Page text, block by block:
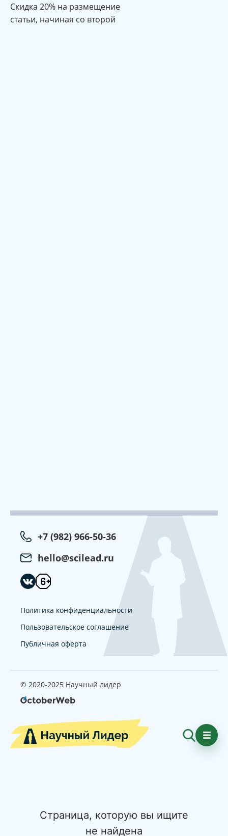
Cкидка 20% на размещение
статьи, начиная со второй
+7 (982) 966-50-36
hello@scilead.ru
Политика конфиденциальности
Пользовательское соглашение
Публичная оферта
© 2020-2025 Научный лидер
Страница, которую вы ищите
не найдена